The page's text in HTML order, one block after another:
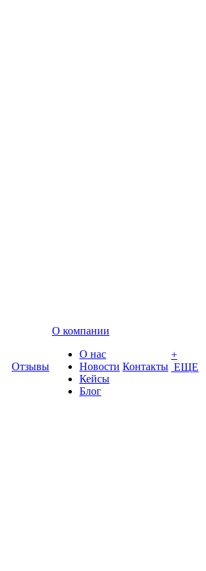
Отзывы
О компании
О нас
Новости
Кейсы
Блог
Контакты
+
ЕЩЕ